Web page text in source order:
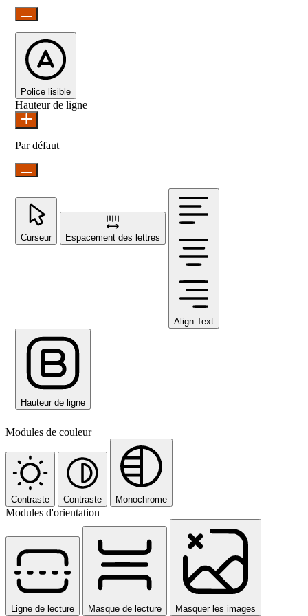
Police lisible
Hauteur de ligne
Par défaut
Curseur Espacement des lettres
Align Text
Hauteur de ligne
Modules de couleur
Contraste Contraste Monochrome
Modules d'orientation
Ligne de lecture Masque de lecture Masquer les images